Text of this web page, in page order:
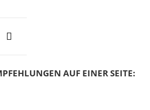
AUF EINER SEITE: